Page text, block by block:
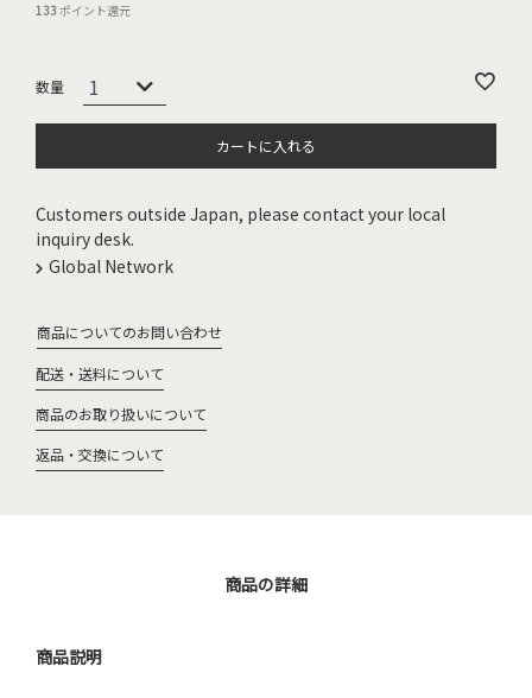
133ポイント還元
カートに入れる
Customers outside Japan, please contact your local
inquiry desk.
Global Network
商品についてのお問い合わせ
配送・送料について
商品のお取り扱いについて
返品・交換について
商品の詳細
商品説明